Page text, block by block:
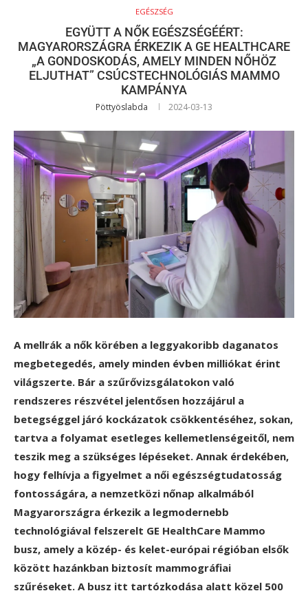
EGÉSZSÉG
EGYÜTT A NŐK EGÉSZSÉGÉÉRT:
MAGYARORSZÁGRA ÉRKEZIK A GE HEALTHCARE
„A GONDOSKODÁS, AMELY MINDEN NŐHÖZ
ELJUTHAT” CSÚCSTECHNOLÓGIÁS MAMMO
KAMPÁNYA
Pöttyöslabda 2024-03-13
A mellrák a nők körében a leggyakoribb daganatos
megbetegedés, amely minden évben milliókat érint
világszerte. Bár a szűrővizsgálatokon való
rendszeres részvétel jelentősen hozzájárul a
betegséggel járó kockázatok csökkentéséhez, sokan,
tartva a folyamat esetleges kellemetlenségeitől, nem
teszik meg a szükséges lépéseket. Annak érdekében,
hogy felhívja a figyelmet a női egészségtudatosság
fontosságára, a nemzetközi nőnap alkalmából
Magyarországra érkezik a legmodernebb
technológiával felszerelt GE HealthCare Mammo
busz, amely a közép- és kelet-európai régióban elsők
között hazánkban biztosít mammográfiai
szűréseket. A busz itt tartózkodása alatt közel 500